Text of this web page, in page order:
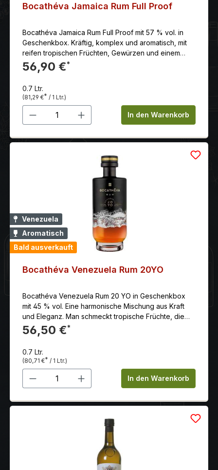
Bocathéva Jamaica Rum Full Proof
Bocathéva Jamaica Rum Full Proof mit 57 % vol. in
Geschenkbox. Kräftig, komplex und aromatisch, mit
reifen tropischen Früchten, Gewürzen und einem
dezent rauchigen Abgang. Limitiert auf 3.600
Flaschen.
56,90 €*
0.7 Ltr.
(81,29 €* / 1 Ltr.)
Produkt Anzahl: Gib denIn den Warenkorb
Venezuela
Aromatisch
Bald ausverkauft
Bocathéva Venezuela Rum 20YO
Bocathéva Venezuela Rum 20 YO in Geschenkbox
mit 45 % vol. Eine harmonische Mischung aus Kraft
und Eleganz. Man schmeckt tropische Früchte, die
von dunkleren Noten wie Tabak, warmen Gewürzen
und Leder begleitet werden. Der Abgang ist sehr
präsenten Eichennote.
56,50 €*
0.7 Ltr.
(80,71 €* / 1 Ltr.)
Produkt Anzahl: Gib denIn den Warenkorb